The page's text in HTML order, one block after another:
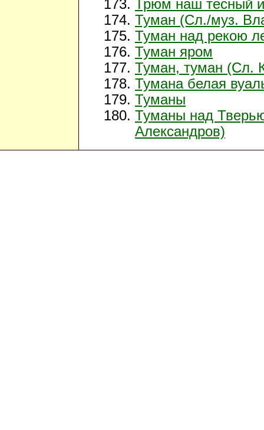
Трюм наш тесный и
Туман (Сл./муз.
Туман над рекою
Туман яром
Туман, туман (Сл.
Тумана белая
Туманы
Туманы над
Александров)